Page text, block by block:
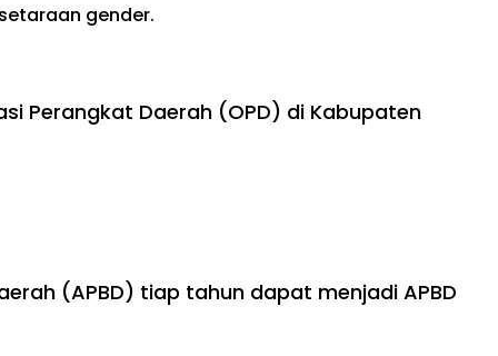
gender.
Perangkat Daerah (OPD) di Kabupaten
(APBD) tiap tahun dapat menjadi APBD